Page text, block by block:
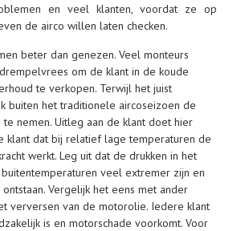
en veel klanten, voordat ze op
de airco willen laten checken.
beter dan genezen. Veel monteurs
om de klant in de koude
te verkopen. Terwijl het juist
buiten het traditionele aircoseizoen de
te nemen. Uitleg aan de klant doet hier
klant dat bij relatief lage temperaturen de
werkt. Leg uit dat de drukken in het
veel extremer zijn en
Vergelijk het eens met ander
verversen van de motorolie. Iedere klant
is en motorschade voorkomt. Voor